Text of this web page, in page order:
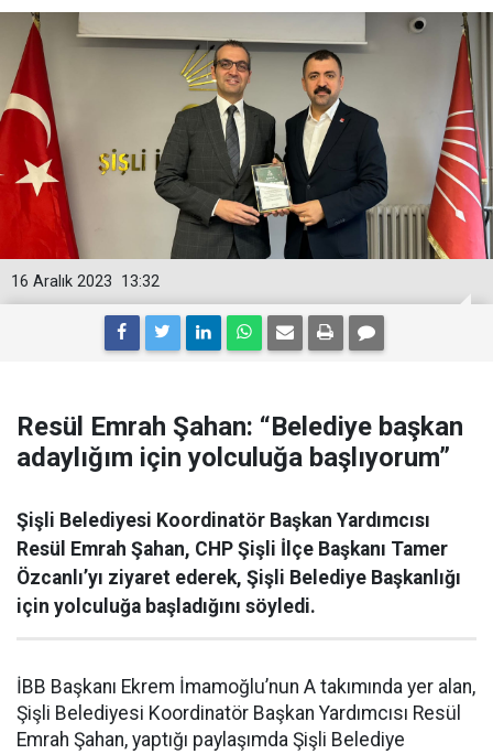
13:32
16 Aralık 2023
Resül Emrah Şahan: “Belediye başkan
adaylığım için yolculuğa başlıyorum”
Şişli Belediyesi Koordinatör Başkan Yardımcısı
Resül Emrah Şahan, CHP Şişli İlçe Başkanı Tamer
Özcanlı’yı ziyaret ederek, Şişli Belediye Başkanlığı
için yolculuğa başladığını söyledi.
İBB Başkanı Ekrem İmamoğlu’nun A takımında yer alan,
Şişli Belediyesi Koordinatör Başkan Yardımcısı Resül
Emrah Şahan, yaptığı paylaşımda Şişli Belediye